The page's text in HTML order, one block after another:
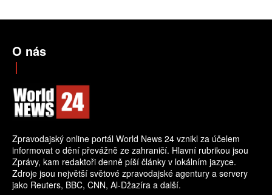
O nás
Zpravodajský online portál World News 24 vznikl za účelem
informovat o dění převážně ze zahraničí. Hlavní rubrikou jsou
Zprávy, kam redaktoři denně píší články v lokálním jazyce.
Zdroje jsou největší světové zpravodajské agentury a servery
jako Reuters, BBC, CNN, Al-Džazíra a další.